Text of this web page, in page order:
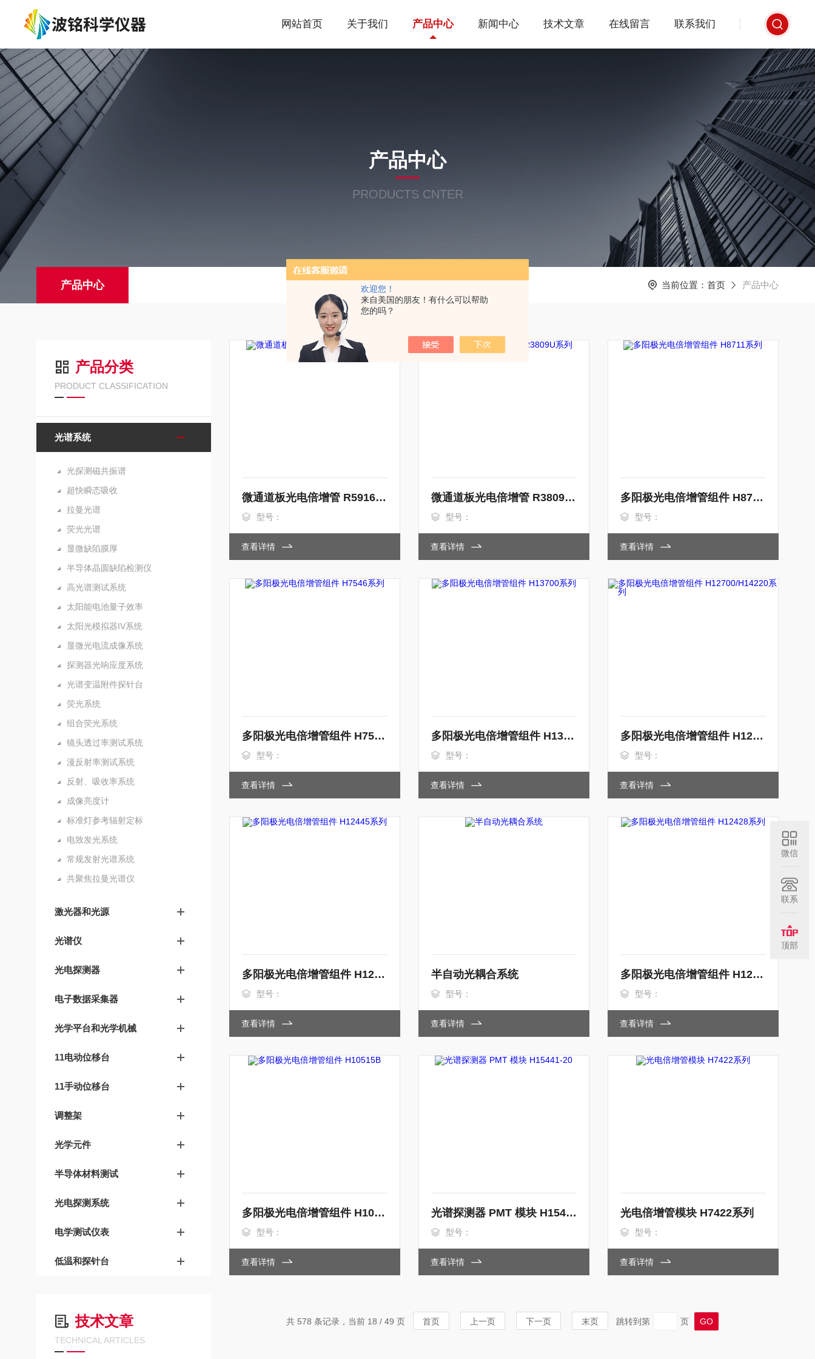
欢迎您！
来自美国的朋友！有什么可以帮助
您的吗？
网站首页 关于我们 产品中心 新闻中心 技术文章 在线留言 联系我们
产品中心
PRODUCTS CNTER
产品中心 当前位置： 首页 产品中心
产品分类
PRODUCT CLASSIFICATION
光谱系统
光探测磁共振谱
超快瞬态吸收
拉曼光谱
荧光光谱
显微缺陷膜厚
半导体晶圆缺陷检测仪
高光谱测试系统
太阳能电池量子效率
太阳光模拟器IV系统
显微光电流成像系统
探测器光响应度系统
光谱变温附件探针台
荧光系统
组合荧光系统
镜头透过率测试系统
漫反射率测试系统
反射、吸收率系统
成像亮度计
标准灯参考辐射定标
电致发光系统
常规发射光谱系统
共聚焦拉曼光谱仪
激光器和光源
光谱仪
光电探测器
电子数据采集器
光学平台和光学机械
11电动位移台
11手动位移台
调整架
光学元件
半导体材料测试
光电探测系统
电学测试仪表
低温和探针台
技术文章
TECHNICAL ARTICLES
微通道板光电倍增管 R5916U系列
型号：
查看详情
微通道板光电倍增管 R3809U系列
型号：
查看详情
多阳极光电倍增管组件 H8711系列
型号：
查看详情
多阳极光电倍增管组件 H7546系列
型号：
查看详情
多阳极光电倍增管组件 H13700系列
型号：
查看详情
多阳极光电倍增管组件 H12700/H14220系列
型号：
查看详情
多阳极光电倍增管组件 H12445系列
型号：
查看详情
半自动光耦合系统
型号：
查看详情
多阳极光电倍增管组件 H12428系列
型号：
查看详情
多阳极光电倍增管组件 H10515B
型号：
查看详情
光谱探测器 PMT 模块 H15441-20
型号：
查看详情
光电倍增管模块 H7422系列
型号：
查看详情
共 578 条记录，当前 18 / 49 页 首页 上一页 下一页 末页 跳转到第 页
微信
联系
顶部